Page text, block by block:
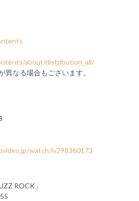
about/distribution_all/
なる場合もございます。
watch/lv298360173
ROCK」